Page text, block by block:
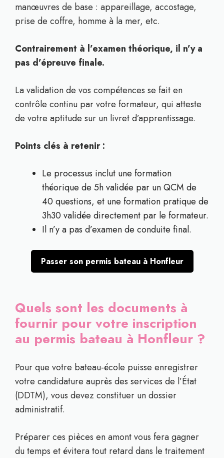
manœuvres de base : appareillage, accostage,
prise de coffre, homme à la mer, etc.
Contrairement à l’examen théorique, il n’y a
pas d’épreuve finale.
La validation de vos compétences se fait en
contrôle continu par votre formateur, qui atteste
de votre aptitude sur un livret d’apprentissage.
Points clés à retenir :
Le processus inclut une formation
théorique de 5h validée par un QCM de
40 questions, et une formation pratique de
3h30 validée directement par le formateur.
Il n’y a pas d’examen de conduite final.
Passer son permis bateau à Honfleur
Quels sont les documents à
fournir pour votre inscription
au permis bateau à Honfleur ?
Pour que votre bateau-école puisse enregistrer
votre candidature auprès des services de l’État
(DDTM), vous devez constituer un dossier
administratif.
Préparer ces pièces en amont vous fera gagner
du temps et évitera tout retard dans le traitement